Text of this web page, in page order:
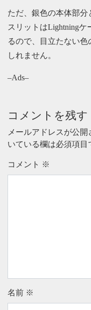
ただ、銀色の本体部
スリットはLightning
るので、目立たない
しれません。
–Ads–
コメントを残す
メールアドレスが公開
いている欄は必須項目
コメント ※
名前 ※